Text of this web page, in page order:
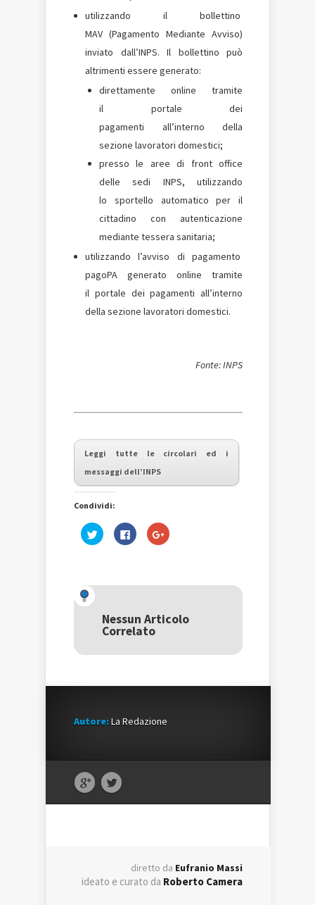
utilizzando il bollettino
MAV (Pagamento Mediante Avviso)
inviato dall’INPS. Il bollettino può
altrimenti essere generato:
direttamente online tramite
il portale dei
pagamenti all’interno della
sezione lavoratori domestici;
presso le aree di front office
delle sedi INPS, utilizzando
lo sportello automatico per il
cittadino con autenticazione
mediante tessera sanitaria;
utilizzando l’avviso di pagamento
pagoPA generato online tramite
il portale dei pagamenti all’interno
della sezione lavoratori domestici.
Fonte: INPS
Leggi tutte le circolari ed i
messaggi dell’INPS
Condividi:
Fai
clic
una
nuova
finestra)
Fai
clic
nuova
finestra)
Fai
clic
una
nuova
Nessun Articolo
Correlato
Autore:La Redazione
diretto da Eufranio Massi
ideato e curato da Roberto Camera